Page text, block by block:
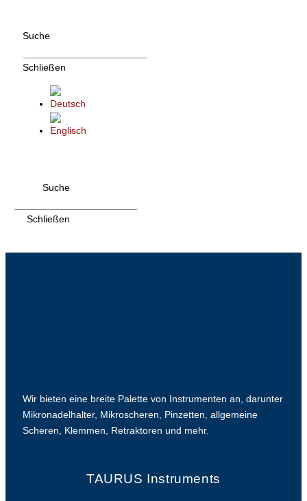
Suche
Schließen
Suche
Schließen
Wir bieten eine breite Palette von Instrumenten an, darunter
Mikronadelhalter, Mikroscheren, Pinzetten, allgemeine
Scheren, Klemmen, Retraktoren und mehr.
TAURUS Instruments